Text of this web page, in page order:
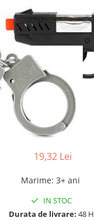
19,32 Lei
Marime: 3+ ani
IN STOC
Durata de livrare: 48 H